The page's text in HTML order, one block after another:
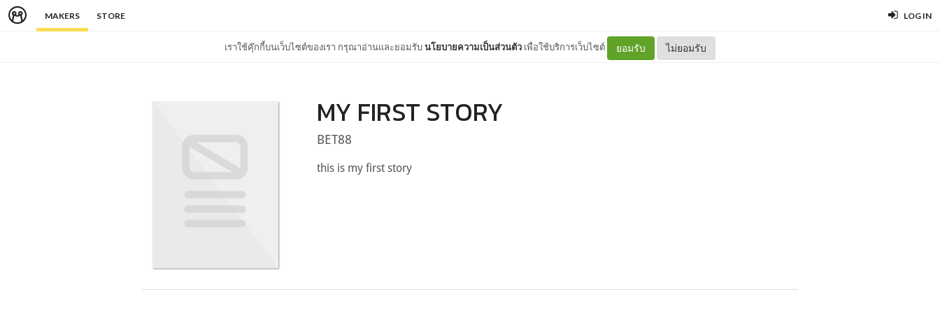
MAKERS STORE LOG IN
เราใช้คุ๊กกี้บนเว็บไซต์ของเรา กรุณาอ่านและยอมรับนโยบายความเป็นส่วนตัว เพื่อใช้บริการเว็บไซต์ ยอมรับ ไม่ยอมรับ
MY FIRST STORY
BET88
this is my first story